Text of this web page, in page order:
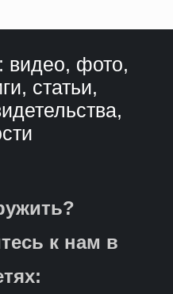
видео, фото,
статьи,
к нам в